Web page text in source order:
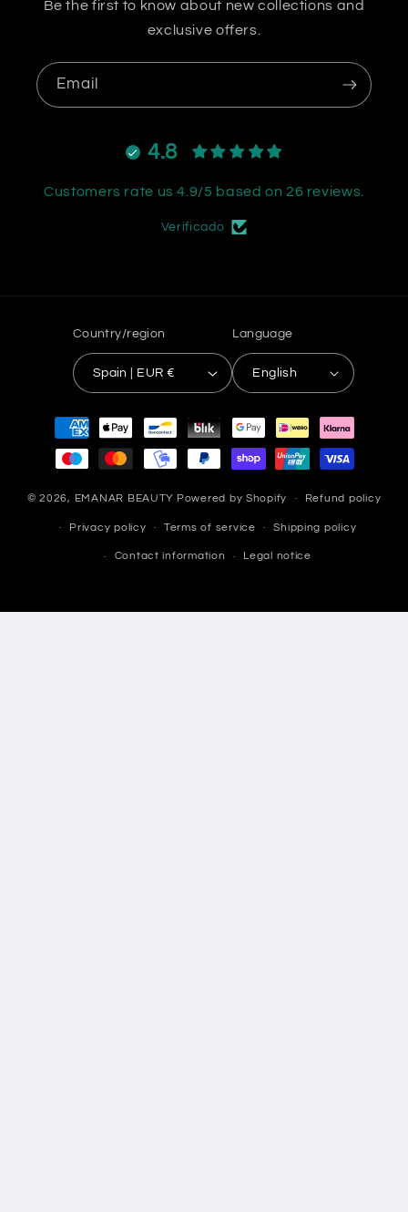
Be the first to know about new collections and
exclusive offers.
Email
4.8
Customers rate us 4.9/5 based on 26 reviews.
Verificado
Country/region
Spain | EUR €
Language
English
Payment
methods
© 2026, EMANAR BEAUTY Powered by Shopify Refund policy
Privacy policy Terms of service Shipping policy
Contact information Legal notice